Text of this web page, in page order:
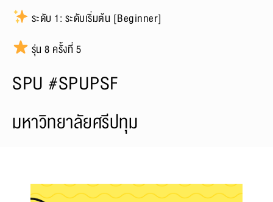
ระดับ 1: ระดับเริ่มต้น [Beginner]
รุ่น 8 ครั้งที่ 5
SPU #SPUPSF
มหาวิทยาลัยศรีปทุม